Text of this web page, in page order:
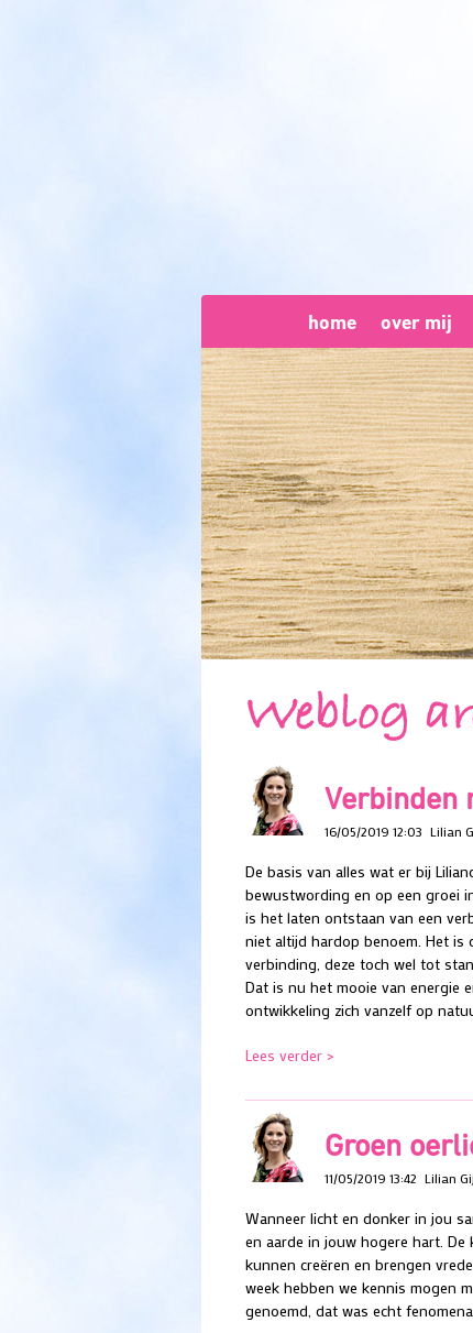
home over mij
Weblog
Verbinden
16/05/2019 12:03 Lilian
De basis van alles wat er bij
bewustwording en op een groei
is het laten ontstaan van een
niet altijd hardop benoem. Het is
verbinding, deze toch wel tot
Dat is nu het mooie van energie
ontwikkeling zich vanzelf op
Lees verder >
Groen
11/05/2019 13:42 Lilian
Wanneer licht en donker in jou
en aarde in jouw hogere hart.
kunnen creëren en brengen
week hebben we kennis mogen
genoemd, dat was echt